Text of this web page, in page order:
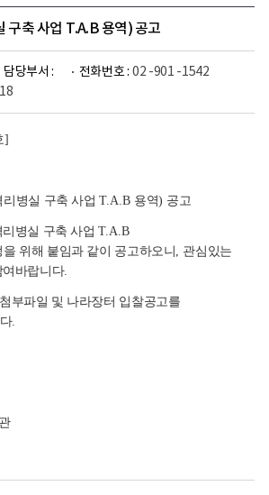
구축 사업 T.A.B 용역) 공고
담당부서 : 전화번호 : 02 -901 -1542
]
리병실 구축 사업T.A.B 용역) 공고
리병실 구축 사업T.A.B
을 위해 붙임과 같이 공고하오니 , 관심있는
바랍니다.
부파일 및 나라장터 입찰공고를
.